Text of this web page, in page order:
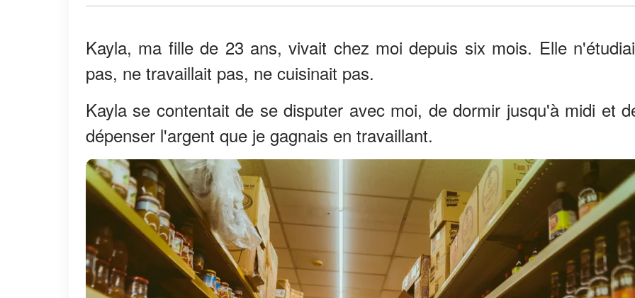
Kayla, ma fille de 23 ans, vivait chez moi depuis six mois. Elle
pas, ne travaillait pas, ne cuisinait pas.
Kayla se contentait de se disputer avec moi, de dormir jusqu'à midi et
dépenser l'argent que je gagnais en travaillant.